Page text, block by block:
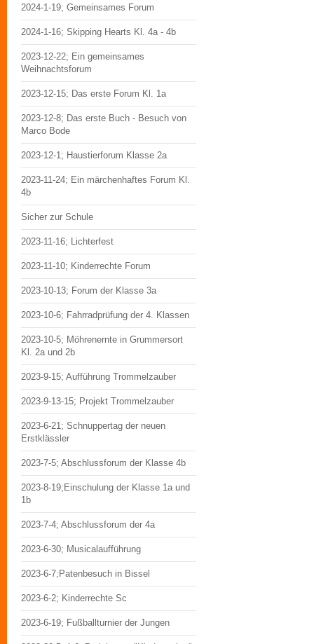
2024-1-19; Gemeinsames Forum
2024-1-16; Skipping Hearts Kl. 4a - 4b
2023-12-22; Ein gemeinsames
Weihnachtsforum
2023-12-15; Das erste Forum Kl. 1a
2023-12-8; Das erste Buch - Besuch von
Marco Bode
2023-12-1; Haustierforum Klasse 2a
2023-11-24; Ein märchenhaftes Forum Kl.
4b
Sicher zur Schule
2023-11-16; Lichterfest
2023-11-10; Kinderrechte Forum
2023-10-13; Forum der Klasse 3a
2023-10-6; Fahrradprüfung der 4. Klassen
2023-10-5; Möhrenernte in Grummersort
Kl. 2a und 2b
2023-9-15; Aufführung Trommelzauber
2023-9-13-15; Projekt Trommelzauber
2023-6-21; Schnuppertag der neuen
Erstklässler
2023-7-5; Abschlussforum der Klasse 4b
2023-8-19;Einschulung der Klasse 1a und
1b
2023-7-4; Abschlussforum der 4a
2023-6-30; Musicalaufführung
2023-6-7;Patenbesuch in Bissel
2023-6-2; Kinderrechte Sc
2023-6-19; Fußballturnier der Jungen